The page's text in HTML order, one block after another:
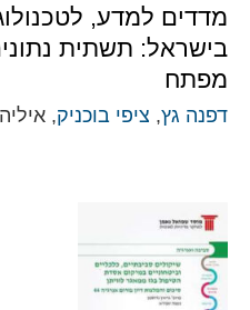
מדדים למדע,
בישראל: תשתית
מפתח
דפנה גץ, ציפי בוכניק,